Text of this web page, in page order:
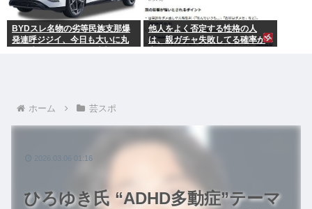
BYDスレ名物の劣等民族支那爆
発連呼ジジイ、今日も大いに丸
他人をよく否定する性格の人
は、親ガチャ失敗してる確率が
ホーム 芸スポ
ひろゆき氏 “ADHD多動症”テーマ
2026.03.06 01:16